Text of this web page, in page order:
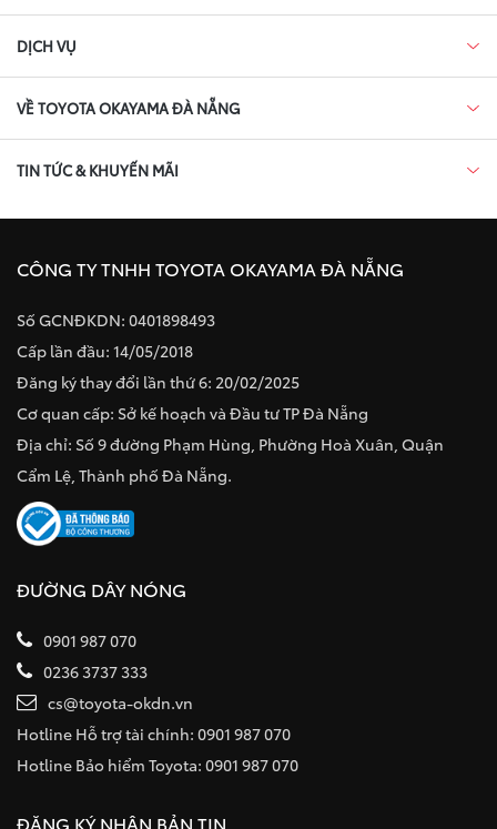
DỊCH VỤ
VỀ TOYOTA OKAYAMA ĐÀ NẴNG
TIN TỨC & KHUYẾN MÃI
CÔNG TY TNHH TOYOTA OKAYAMA ĐÀ NẴNG
Số GCNĐKDN: 0401898493
Cấp lần đầu: 14/05/2018
Đăng ký thay đổi lần thứ 6: 20/02/2025
Cơ quan cấp: Sở kế hoạch và Đầu tư TP Đà Nẵng
Địa chỉ: Số 9 đường Phạm Hùng, Phường Hoà Xuân, Quận
Cẩm Lệ, Thành phố Đà Nẵng.
ĐƯỜNG DÂY NÓNG
0901 987 070
0236 3737 333
cs@toyota-okdn.vn
Hotline Hỗ trợ tài chính: 0901 987 070
Hotline Bảo hiểm Toyota: 0901 987 070
ĐĂNG KÝ NHẬN BẢN TIN